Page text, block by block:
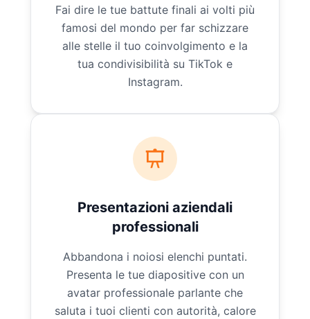
Fai dire le tue battute finali ai volti più
famosi del mondo per far schizzare
alle stelle il tuo coinvolgimento e la
tua condivisibilità su TikTok e
Instagram.
Presentazioni aziendali
professionali
Abbandona i noiosi elenchi puntati.
Presenta le tue diapositive con un
avatar professionale parlante che
saluta i tuoi clienti con autorità, calore